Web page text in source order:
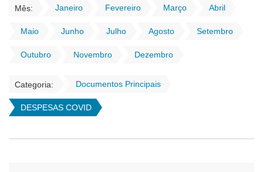
Mês: Janeiro Fevereiro Março Abril
Maio Junho Julho Agosto Setembro
Outubro Novembro Dezembro
Categoria: Documentos Principais
DESPESAS COVID